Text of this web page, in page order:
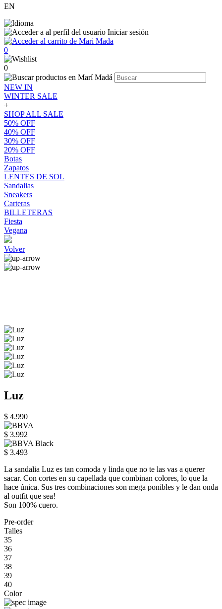
EN
Iniciar sesión
0
0
NEW IN
WINTER SALE
+
SHOP ALL SALE
50% OFF
40% OFF
30% OFF
20% OFF
Botas
Zapatos
LENTES DE SOL
Sandalias
Sneakers
Carteras
BILLETERAS
Fiesta
Vegana
Volver
Luz
$ 4.990
$ 3.992
$ 3.493
La sandalia Luz es tan comoda y linda que no te las vas a querer
sacar. Con cortes en su capellada que combinan colores, lo que la
hace única. Sus tres combinaciones son mega ponibles y le dan onda
al outfit que sea!
Son 100% cuero.
Pre-order
Talles
35
36
37
38
39
40
Color